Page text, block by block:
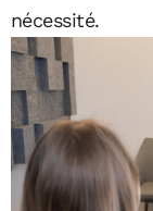
nécessité.